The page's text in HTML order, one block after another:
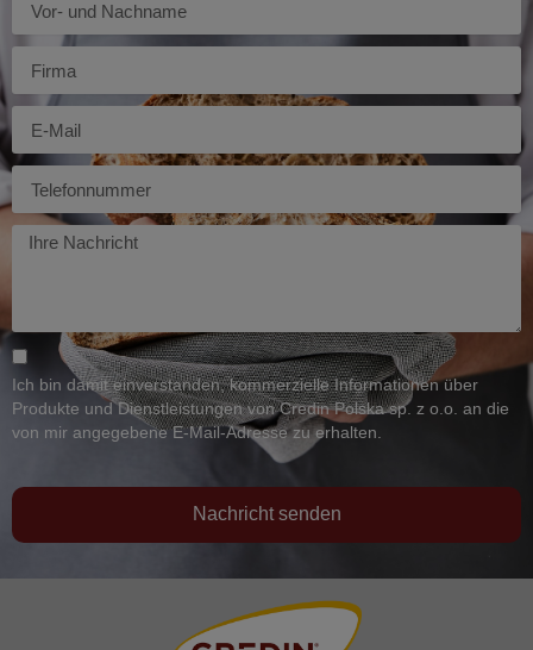
mail
Telefon
Twoja
Ich bin damit einverstanden, kommerzielle Informationen über
Produkte und Dienstleistungen von Credin Polska sp. z o.o. an die
von mir angegebene E-Mail-Adresse zu erhalten.
Nachricht senden